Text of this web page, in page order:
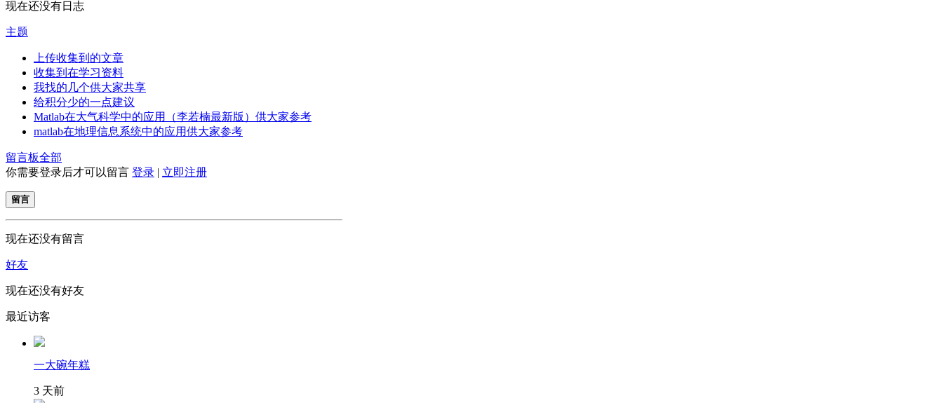
现在还没有日志
主题
上传收集到的文章
收集到在学习资料
我找的几个供大家共享
给积分少的一点建议
Matlab在大气科学中的应用（李若楠最新版）供大家参考
matlab在地理信息系统中的应用供大家参考
留言板全部
你需要登录后才可以留言 登录 | 立即注册
留言
现在还没有留言
好友
现在还没有好友
最近访客
一大碗年糕
3 天前